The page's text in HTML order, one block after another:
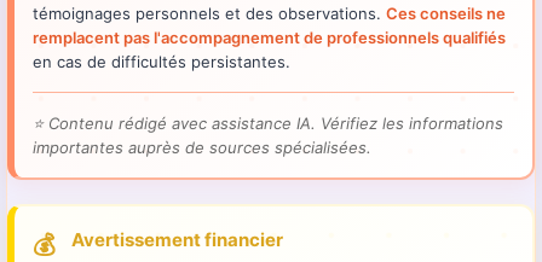
témoignages personnels et des observations. Ces conseils ne
remplacent pas l'accompagnement de professionnels qualifiés
en cas de difficultés persistantes.
⭐ Contenu rédigé avec assistance IA. Vérifiez les informations
importantes auprès de sources spécialisées.
💰 Avertissement financier